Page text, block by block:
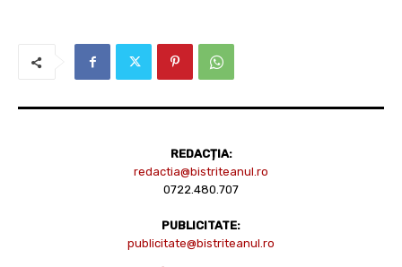
REDACȚIA:
redactia@bistriteanul.ro
0722.480.707
PUBLICITATE:
publicitate@bistriteanul.ro